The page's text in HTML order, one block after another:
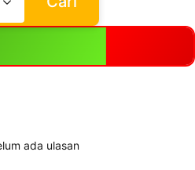
ada ulasan